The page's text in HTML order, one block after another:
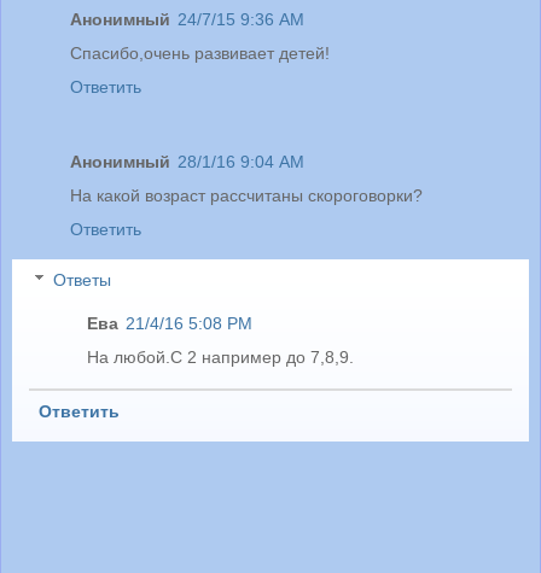
Анонимный 24/7/15 9:36 AM
Спасибо,очень развивает детей!
Ответить
Анонимный 28/1/16 9:04 AM
На какой возраст рассчитаны скороговорки?
Ответить
Ответы
Ева 21/4/16 5:08 PM
На любой.С 2 например до 7,8,9.
Ответить